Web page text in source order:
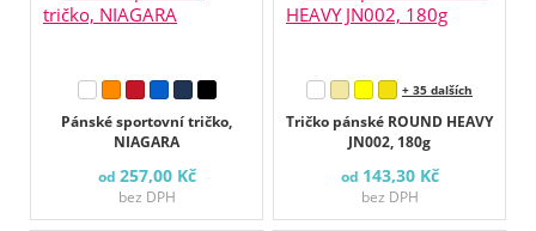
Pánské sportovní tričko,
NIAGARA
od 257,00 Kč
bez DPH
Tričko pánské ROUND HEAVY
JN002, 180g
+ 35 dalších
od 143,30 Kč
bez DPH